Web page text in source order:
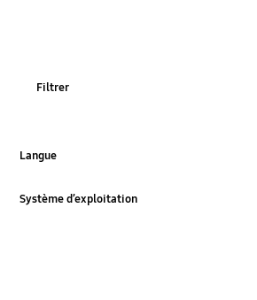
Filtrer
Langue
Système d’exploitation